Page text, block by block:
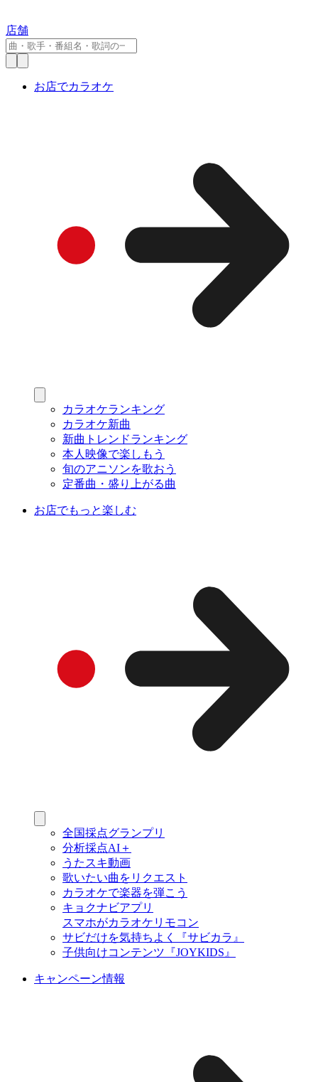
店舗
お店でカラオケ
カラオケランキング
カラオケ新曲
新曲トレンドランキング
本人映像で楽しもう
旬のアニソンを歌おう
定番曲・盛り上がる曲
お店でもっと楽しむ
全国採点グランプリ
分析採点AI＋
うたスキ動画
歌いたい曲をリクエスト
カラオケで楽器を弾こう
キョクナビアプリ
スマホがカラオケリモコン
サビだけを気持ちよく『サビカラ』
子供向けコンテンツ『JOYKIDS』
キャンペーン情報